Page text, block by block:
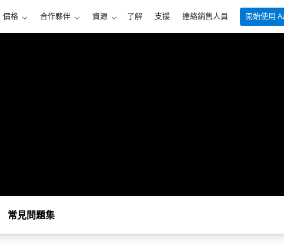
價格 合作夥伴 資源 了解 支援 連絡銷售人員 開始使用
常見問題集